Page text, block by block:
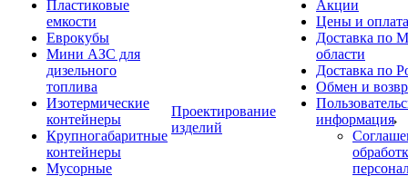
Пластиковые
емкости
Еврокубы
Мини АЗС для
дизельного
топлива
Изотермические
контейнеры
Крупногабаритные
контейнеры
Мусорные
Проектирование
изделий
Акции
Цены и оплата
Доставка по
области
Доставка по
Обмен и
информация